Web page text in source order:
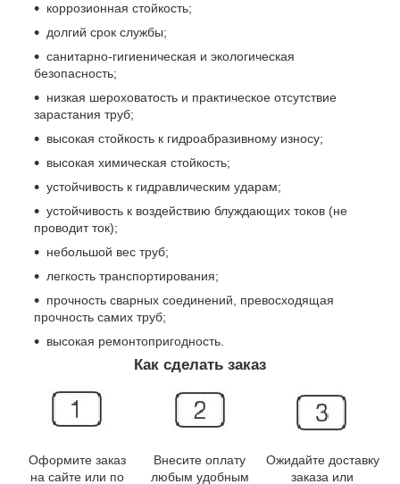
коррозионная стойкость;
долгий срок службы;
санитарно-гигиеническая и экологическая
безопасность;
низкая шероховатость и практическое отсутствие
зарастания труб;
высокая стойкость к гидроабразивному износу;
высокая химическая стойкость;
устойчивость к гидравлическим ударам;
устойчивость к воздействию блуждающих токов (не
проводит ток);
небольшой вес труб;
легкость транспортирования;
прочность сварных соединений, превосходящая
прочность самих труб;
высокая ремонтопригодность.
Как сделать заказ
Оформите заказ
на сайте или по
Внесите оплату
любым удобным
Ожидайте доставку
заказа или